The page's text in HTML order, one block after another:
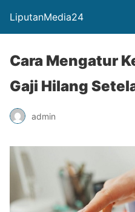
LiputanMedia24
Cara Mengatur
Gaji Hilang
admin